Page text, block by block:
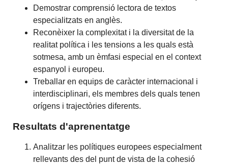
Demostrar comprensió lectora de textos
especialitzats en anglès.
Reconèixer la complexitat i la diversitat de la
realitat política i les tensions a les quals està
sotmesa, amb un èmfasi especial en el context
espanyol i europeu.
Treballar en equips de caràcter internacional i
interdisciplinari, els membres dels quals tenen
orígens i trajectòries diferents.
Resultats d'aprenentatge
Analitzar les polítiques europees especialment
rellevants des del punt de vista de la cohesió